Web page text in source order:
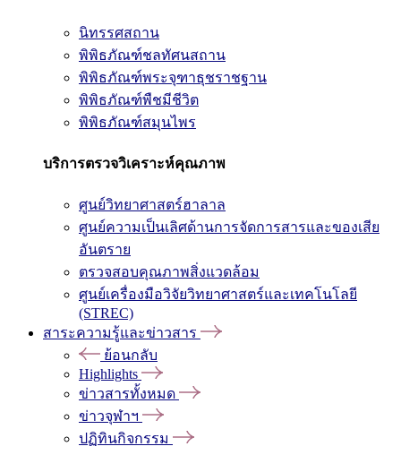
นิทรรศสถาน
พิพิธภัณฑ์ชลทัศนสถาน
พิพิธภัณฑ์พระจุฑาธุชราชฐาน
พิพิธภัณฑ์พืชมีชีวิต
พิพิธภัณฑ์สมุนไพร
บริการตรวจวิเคราะห์คุณภาพ
ศูนย์วิทยาศาสตร์ฮาลาล
ศูนย์ความเป็นเลิศด้านการจัดการสารและของเสีย
อันตราย
ตรวจสอบคุณภาพสิ่งแวดล้อม
ศูนย์เครื่องมือวิจัยวิทยาศาสตร์และเทคโนโลยี
(STREC)
สาระความรู้และข่าวสาร
ย้อนกลับ
Highlights
ข่าวสารทั้งหมด
ข่าวจุฬาฯ
ปฏิทินกิจกรรม